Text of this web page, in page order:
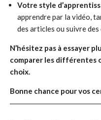
Votre style
apprendre par la vidéo,
des articles ou suivre
N’hésitez pas à essayer
comparer les différentes
choix.
Bonne chance pour vos